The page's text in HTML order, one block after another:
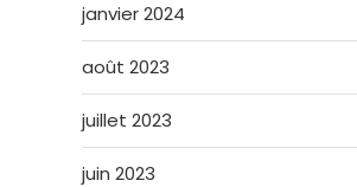
janvier 2024
août 2023
juillet 2023
juin 2023